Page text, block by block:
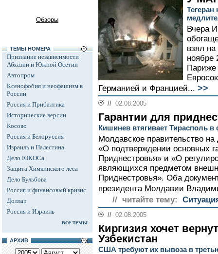
Обзоры
ТЕМЫ НОМЕРА
Признание независимости
Абхазии и Южной Осетии
Автопром
Ксенофобия и неофашизм в
России
Россия и Прибалтика
Исторические версии
Косово
Россия и Белоруссия
Израиль и Палестина
Дело ЮКОСа
Защита Химкинского леса
Дело Бульбова
Россия и финансовый кризис
Доллар
Россия и Израиль
все темы
АРХИВ
Тегеран
Вчера
взял на
ноябре
Париже
Германией и Францией... >>
// 02.08.2005
Гарантии для
Кишинев втягивает Тирасполь в
Молдавское правительство
«О подтверждении основных
Приднестровья» и «О
являющихся предметом
Приднестровья». Оба
президента Молдавии
// читайте тему:
// 02.08.2005
Киргизия хочет
Узбекистан
США требуют их вывоза в